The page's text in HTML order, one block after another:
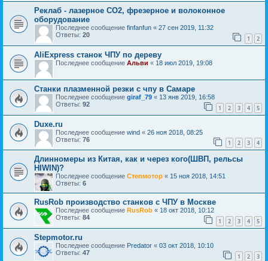
Реклаб - лазерное СО2, фрезерное и волоконное
оборудование
Последнее сообщение finfanfun « 27 сен 2019, 11:32
Ответы: 20 1 2
AliExpress станок ЧПУ по дереву
Последнее сообщение Альви « 18 июл 2019, 19:08
Станки плазменной резки с чпу в Самаре
Последнее сообщение giraf_79 « 13 янв 2019, 16:58
Ответы: 92 1 2 3 4 5
Duxe.ru
Последнее сообщение wind « 26 ноя 2018, 08:25
Ответы: 76 1 2 3 4
Длинномеры из Китая, как и через кого(ШВП, рельсы
HIWIN)?
Последнее сообщение Степмотор « 15 ноя 2018, 14:51
Ответы: 6
RusRob производство станков с ЧПУ в Москве
Последнее сообщение RusRob « 18 окт 2018, 10:12
Ответы: 84 1 2 3 4 5
Stepmotor.ru
Последнее сообщение Predator « 03 окт 2018, 10:10
Ответы: 47 1 2 3